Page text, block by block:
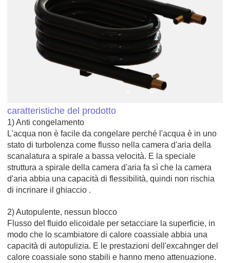
caratteristiche del prodotto
1)Anti congelamento
L'acqua non è facile da congelare perché l'acqua è in uno
stato di turbolenza come flusso nella camera d'aria della
scanalatura a spirale a bassa velocità. E la speciale
struttura a spirale della camera d'aria fa sì che la camera
d'aria abbia una capacità di flessibilità, quindi non rischia
di incrinare il ghiaccio .
2)Autopulente, nessun blocco
Flusso del fluido elicoidale per setacciare la superficie, in
modo che lo scambiatore di calore coassiale abbia una
capacità di autopulizia. E le prestazioni dell'excahnger del
calore coassiale sono stabili e hanno meno attenuazione.